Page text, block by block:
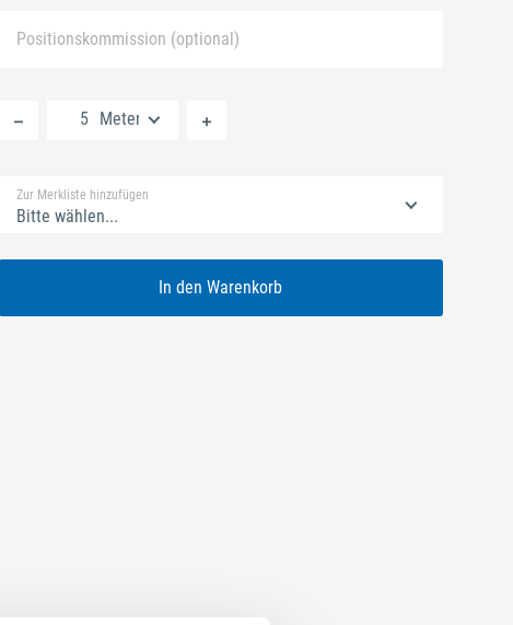
Positionskommission (optional)
Meter
Zur Merkliste hinzufügen
Bitte wählen...
In den Warenkorb